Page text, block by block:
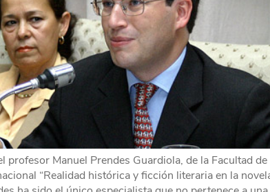
profesor Manuel Prendes Guardiola, de la Facultad
“Realidad histórica y ficción literaria en la